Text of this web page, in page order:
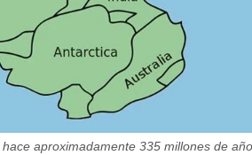
aproximadamente 335 millones de